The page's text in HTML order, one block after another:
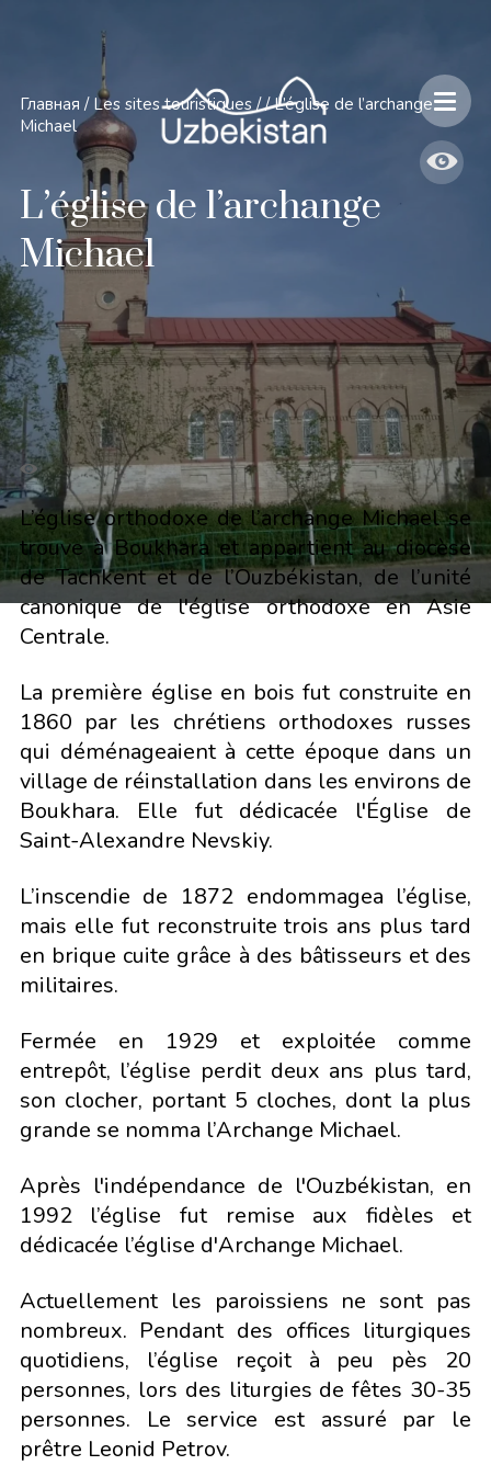
Главная / Les sites touristiques / / L’église de l’archange
Michael
L’église de l’archange
Michael
L’église orthodoxe de l’archange Michael se
trouve à Boukhara et appartient au diocèse
de Tachkent et de l’Ouzbékistan, de l’unité
canonique de l'église orthodoxe en Asie
Centrale.
La première église en bois fut construite en
1860 par les chrétiens orthodoxes russes
qui déménageaient à cette époque dans un
village de réinstallation dans les environs de
Boukhara. Elle fut dédicacée l'Église de
Saint-Alexandre Nevskiy.
L’inscendie de 1872 endommagea l’église,
mais elle fut reconstruite trois ans plus tard
en brique cuite grâce à des bâtisseurs et des
militaires.
Fermée en 1929 et exploitée comme
entrepôt, l’église perdit deux ans plus tard,
son clocher, portant 5 cloches, dont la plus
grande se nomma l’Archange Michael.
Après l'indépendance de l'Ouzbékistan, en
1992 l’église fut remise aux fidèles et
dédicacée l’église d'Archange Michael.
Actuellement les paroissiens ne sont pas
nombreux. Pendant des offices liturgiques
quotidiens, l’église reçoit à peu pès 20
personnes, lors des liturgies de fêtes 30-35
personnes. Le service est assuré par le
prêtre Leonid Petrov.